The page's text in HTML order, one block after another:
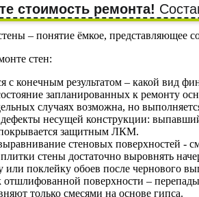
стоимость ремонта!
– понятие ёмкое, представляющее
стен:
с конечным результатом – какой вид
запланированных к ремонту
случаях возможна, но
несущей конструкции:
защитным ЛКМ.
стеновых поверхностей -
стены достаточно выровнять
или поклейку обоев после чернового
отшлифованной поверхности –
только смесями на основе гипса.